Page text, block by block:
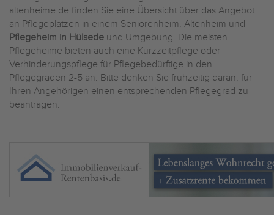
altenheime.de finden Sie eine Übersicht über das Angebot
an Pflegeplätzen in einem Seniorenheim, Altenheim und
Pflegeheim in Hülsede und Umgebung. Die meisten
Pflegeheime bieten auch eine Kurzzeitpflege oder
Verhinderungspflege für Pflegebedürftige in den
Pflegegraden 2-5 an. Bitte denken Sie frühzeitig daran, für
Ihren Angehörigen einen entsprechenden Pflegegrad zu
beantragen.